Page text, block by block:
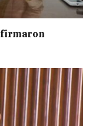
firmaron